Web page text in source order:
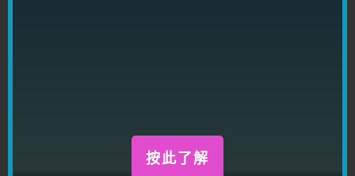
版書籍超過三十本，題材包括心理學，身體語言，行
為解碼學，男女感情技巧，男女感情個案分析，感情
按此了解